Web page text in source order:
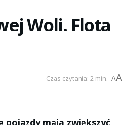
Woli. Flota
Czas czytania: 2 min. AA
mają zwiększyć